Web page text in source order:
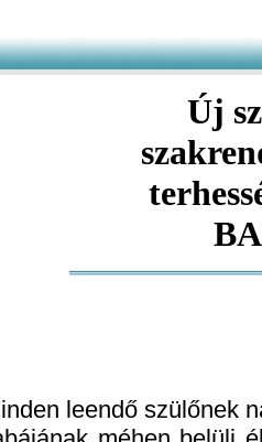
Új
leendő szülőnek
méhen belüli
pillanatra követni
készülő